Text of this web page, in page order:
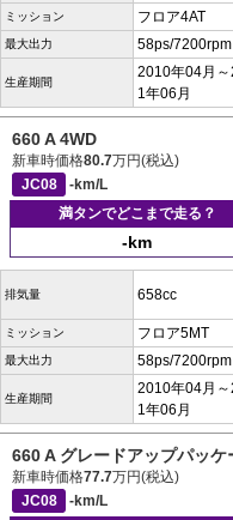
ミッション フロア4AT
最大出力 58ps/7200rpm
生産期間
2010年04月～
1年06月
660 A 4WD
新車時価格80.7万円(税込)
JC08
-km/L
満タンでどこまで走る？
-km
排気量 658cc
ミッション フロア5MT
最大出力 58ps/7200rpm
生産期間
2010年04月～
1年06月
660 A グレードアップパッケ
新車時価格77.7万円(税込)
JC08
-km/L